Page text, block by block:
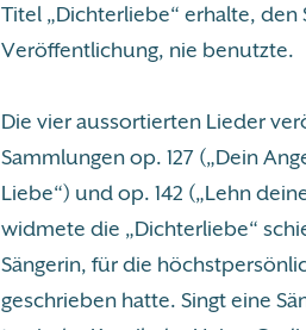
Titel „Dichterliebe“ erhalte,
Veröffentlichung, nie benutzte.
Die vier aussortierten Lieder
Sammlungen op. 127 („Dein
Liebe“) und op. 142 („Lehn
widmete die „Dichterliebe“
Sängerin, für die
geschrieben hatte. Singt eine